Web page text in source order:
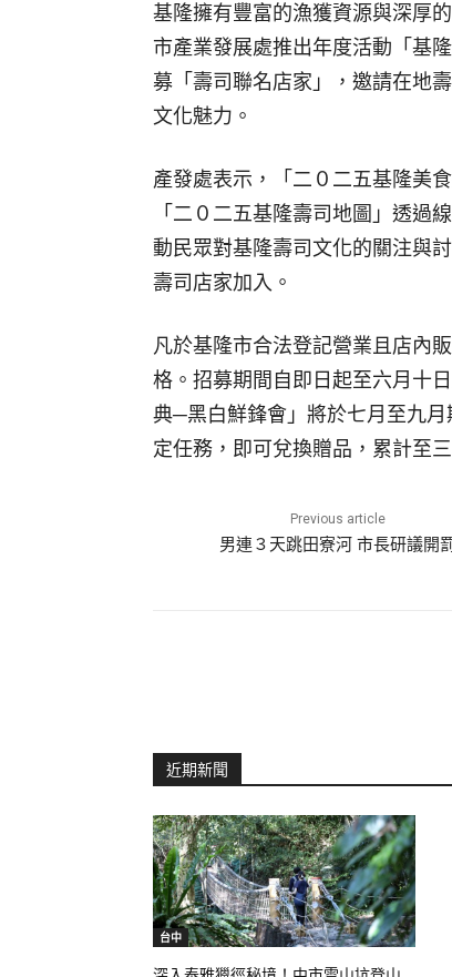
基隆擁有豐富的漁獲資源與深厚
市產業發展處推出年度活動「基
募「壽司聯名店家」，邀請在地
文化魅力。
產發處表示，「二０二五基隆美
「二０二五基隆壽司地圖」透過
動民眾對基隆壽司文化的關注與
壽司店家加入。
凡於基隆市合法登記營業且店內
格。招募期間自即日起至六月十
典─黑白鮮鋒會」將於七月至九
定任務，即可兌換贈品，累計至
Previous article
男連３天跳田寮河 市長研議開
近期新聞
台中